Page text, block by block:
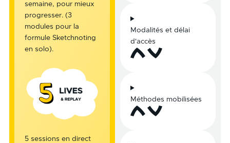
semaine, pour mieux
progresser. (3
modules pour la
formule Sketchnoting
en solo).
5 sessions en direct
Modalités et délai
d'accès
Méthodes mobilisées